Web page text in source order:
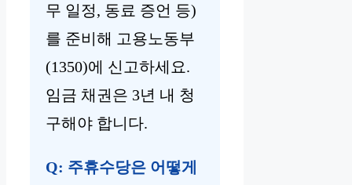
무 일정, 동료 증언 등)
를 준비해 고용노동부
(1350)에 신고하세요.
임금 채권은 3년 내 청
구해야 합니다.
Q: 주휴수당은 어떻게